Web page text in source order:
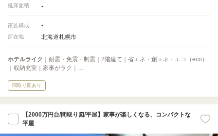
延床面積 -
家族構成 -
所在地 北海道札幌市
ホテルライク ｜耐震・免震・制震｜2階建て｜省エネ・創エネ・エコ（eco）
｜収納充実｜家事がラク｜…
間取り図あり
【2000万円台/間取り図/平屋】家事が楽しくなる、コンパクトな
平屋